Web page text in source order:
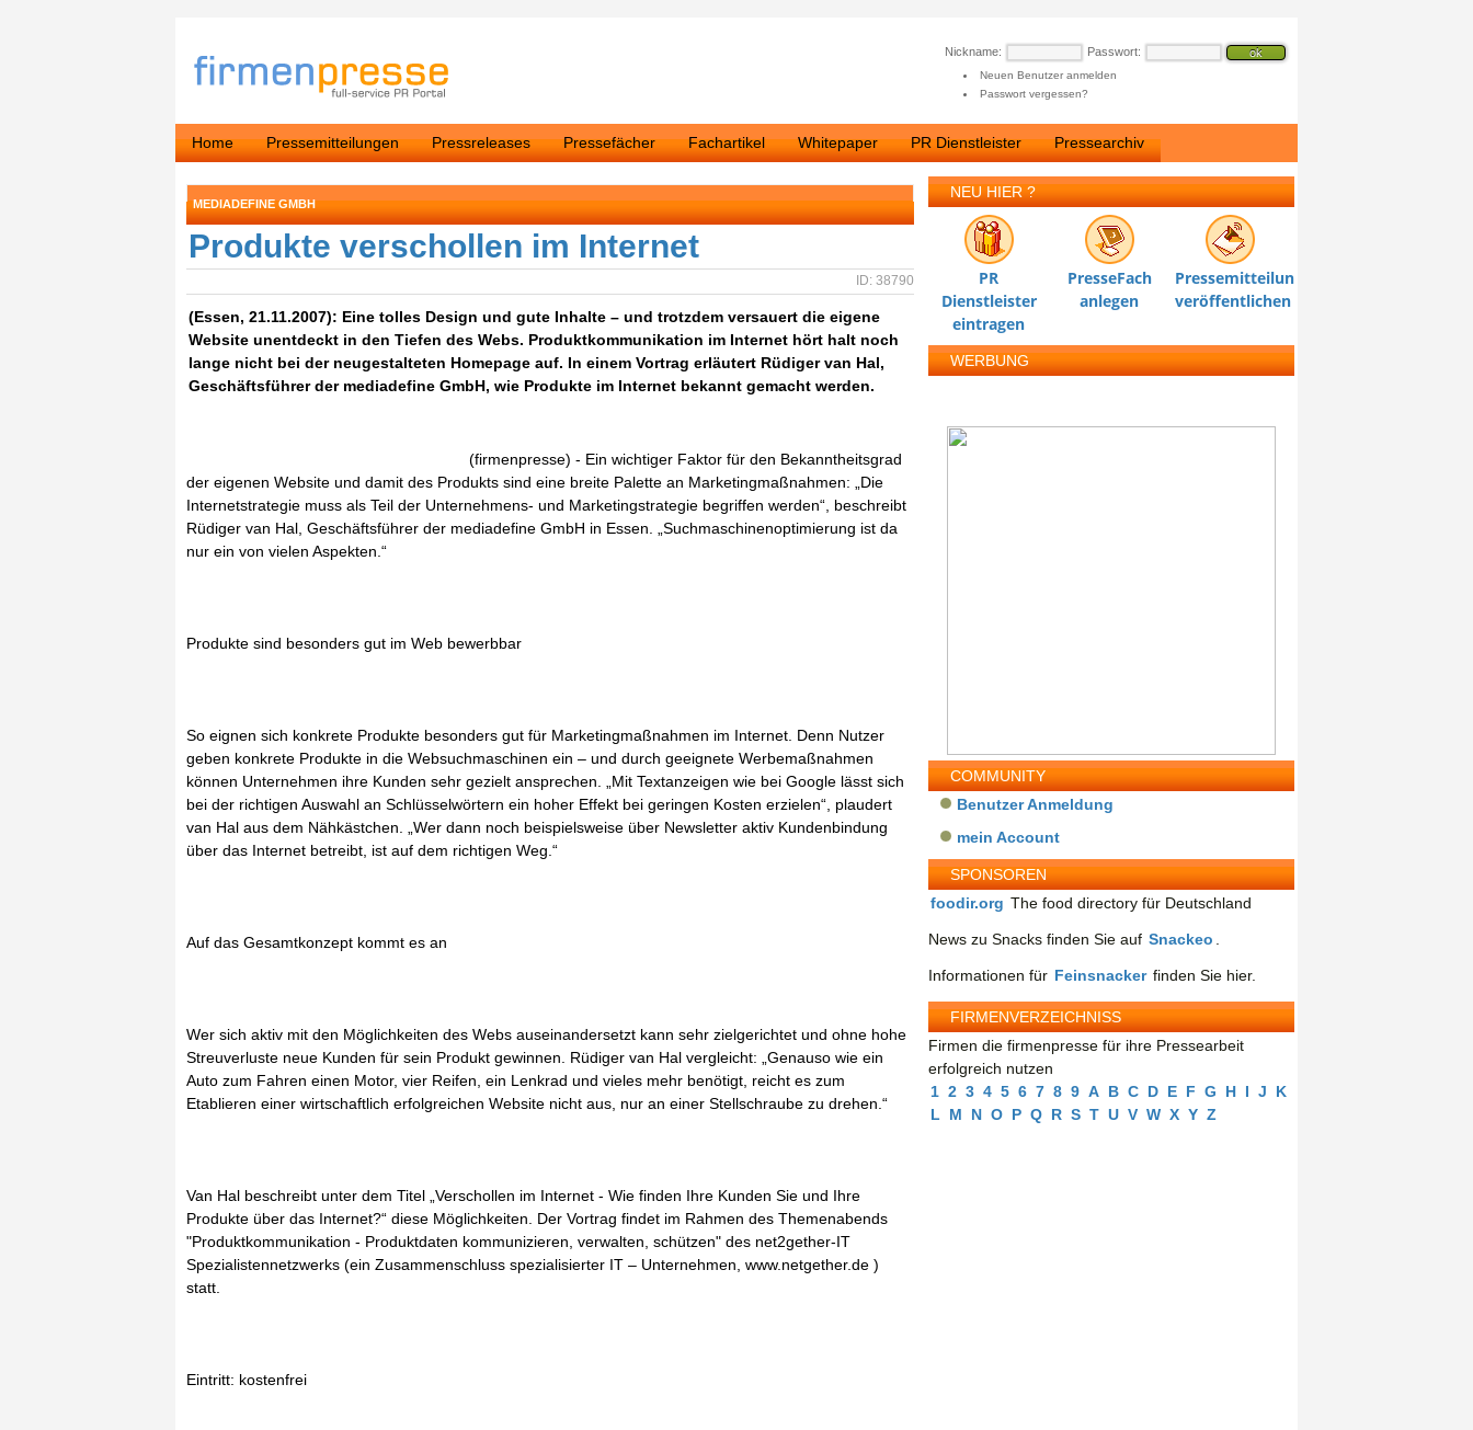
Nickname: Passwort:
Neuen Benutzer anmelden
Passwort vergessen?
Home Pressemitteilungen Pressreleases Pressefächer Fachartikel Whitepaper PR Dienstleister Pressearchiv
MEDIADEFINE GMBH
Produkte verschollen im Internet
ID: 38790
(Essen, 21.11.2007): Eine tolles Design und gute Inhalte – und trotzdem versauert die eigene
Website unentdeckt in den Tiefen des Webs. Produktkommunikation im Internet hört halt noch
lange nicht bei der neugestalteten Homepage auf. In einem Vortrag erläutert Rüdiger van Hal,
Geschäftsführer der mediadefine GmbH, wie Produkte im Internet bekannt gemacht werden.
(firmenpresse) - Ein wichtiger Faktor für den Bekanntheitsgrad
der eigenen Website und damit des Produkts sind eine breite Palette an Marketingmaßnahmen: „Die
Internetstrategie muss als Teil der Unternehmens- und Marketingstrategie begriffen werden“, beschreibt
Rüdiger van Hal, Geschäftsführer der mediadefine GmbH in Essen. „Suchmaschinenoptimierung ist da
nur ein von vielen Aspekten.“
Produkte sind besonders gut im Web bewerbbar
So eignen sich konkrete Produkte besonders gut für Marketingmaßnahmen im Internet. Denn Nutzer
geben konkrete Produkte in die Websuchmaschinen ein – und durch geeignete Werbemaßnahmen
können Unternehmen ihre Kunden sehr gezielt ansprechen. „Mit Textanzeigen wie bei Google lässt sich
bei der richtigen Auswahl an Schlüsselwörtern ein hoher Effekt bei geringen Kosten erzielen“, plaudert
van Hal aus dem Nähkästchen. „Wer dann noch beispielsweise über Newsletter aktiv Kundenbindung
über das Internet betreibt, ist auf dem richtigen Weg.“
Auf das Gesamtkonzept kommt es an
Wer sich aktiv mit den Möglichkeiten des Webs auseinandersetzt kann sehr zielgerichtet und ohne hohe
Streuverluste neue Kunden für sein Produkt gewinnen. Rüdiger van Hal vergleicht: „Genauso wie ein
Auto zum Fahren einen Motor, vier Reifen, ein Lenkrad und vieles mehr benötigt, reicht es zum
Etablieren einer wirtschaftlich erfolgreichen Website nicht aus, nur an einer Stellschraube zu drehen.“
Van Hal beschreibt unter dem Titel „Verschollen im Internet - Wie finden Ihre Kunden Sie und Ihre
Produkte über das Internet?“ diese Möglichkeiten. Der Vortrag findet im Rahmen des Themenabends
"Produktkommunikation - Produktdaten kommunizieren, verwalten, schützen" des net2gether-IT
Spezialistennetzwerks (ein Zusammenschluss spezialisierter IT – Unternehmen, www.netgether.de )
statt.
Eintritt: kostenfrei
NEU HIER ?
PR
Dienstleister
eintragen
PresseFach
anlegen
Pressemitteilung
veröffentlichen
WERBUNG
COMMUNITY
Benutzer Anmeldung
mein Account
SPONSOREN
foodir.org The food directory für Deutschland
News zu Snacks finden Sie auf Snackeo
Informationen für Feinsnacker finden Sie hier.
FIRMENVERZEICHNISS
Firmen die firmenpresse für ihre Pressearbeit
erfolgreich nutzen
1 2 3 4 5 6 7 8 9 A B C D E F G H I J
K
L
M N O P Q R S T U V W X Y Z